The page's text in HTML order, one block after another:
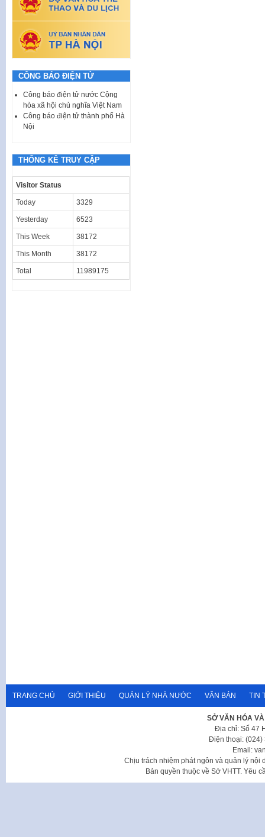
CÔNG BÁO ĐIỆN TỬ
Công báo điện tử nước Cộng
hòa xã hội chủ nghĩa Việt Nam
Công báo điện tử thành phố Hà
Nội
THỐNG KÊ TRUY CẬP
Visitor Status
Today 3329
Yesterday 6523
This Week 38172
This Month 38172
Total 11989175
TRANG CHỦ GIỚI THIỆU QUẢN LÝ NHÀ NƯỚC VĂN BẢN TIN
SỞ VĂN HÓA
Địa chỉ: Số 47
Điện thoại: (024)
Email:
Chịu trách nhiệm phát ngôn và quản lý nội
Bản quyền thuộc về Sở VHTT. Yêu